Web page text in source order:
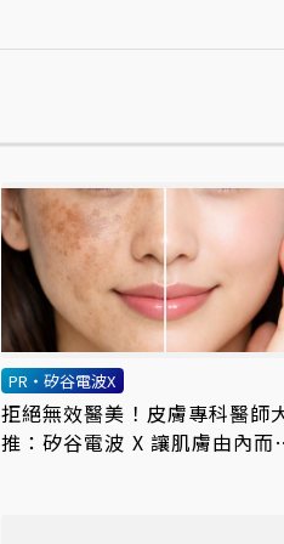
PR・矽谷電波X
拒絕無效醫美！皮膚專科醫師
推：矽谷電波 X 讓肌膚由內而